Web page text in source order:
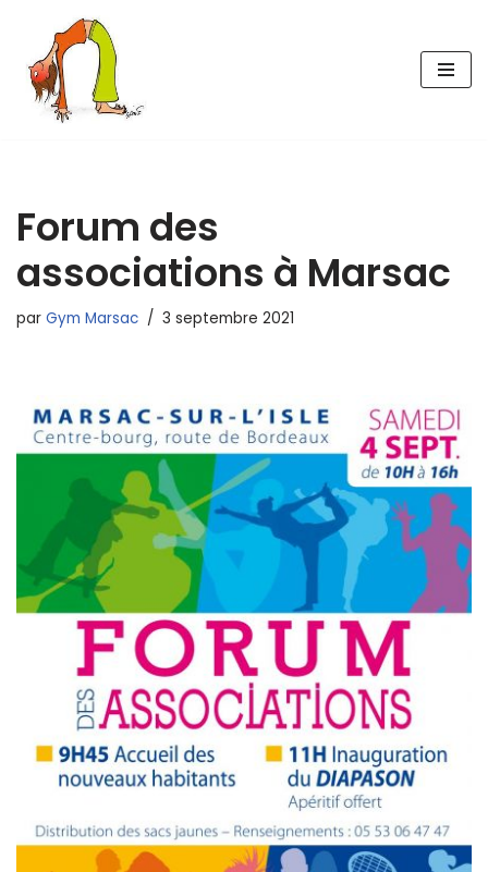
Aller
au
contenu
Forum des
associations à Marsac
par Gym Marsac 3 septembre 2021